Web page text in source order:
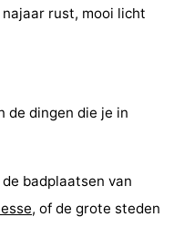
rust, mooi licht
de dingen die je in
badplaatsen van
, of de grote steden